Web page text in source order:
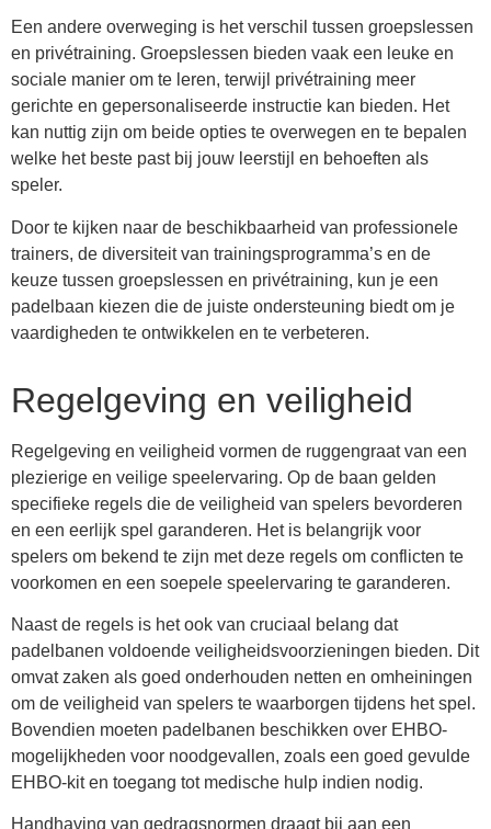
Een andere overweging is het verschil tussen groepslessen
en privétraining. Groepslessen bieden vaak een leuke en
sociale manier om te leren, terwijl privétraining meer
gerichte en gepersonaliseerde instructie kan bieden. Het
kan nuttig zijn om beide opties te overwegen en te bepalen
welke het beste past bij jouw leerstijl en behoeften als
speler.
Door te kijken naar de beschikbaarheid van professionele
trainers, de diversiteit van trainingsprogramma’s en de
keuze tussen groepslessen en privétraining, kun je een
padelbaan kiezen die de juiste ondersteuning biedt om je
vaardigheden te ontwikkelen en te verbeteren.
Regelgeving en veiligheid
Regelgeving en veiligheid vormen de ruggengraat van een
plezierige en veilige speelervaring. Op de baan gelden
specifieke regels die de veiligheid van spelers bevorderen
en een eerlijk spel garanderen. Het is belangrijk voor
spelers om bekend te zijn met deze regels om conflicten te
voorkomen en een soepele speelervaring te garanderen.
Naast de regels is het ook van cruciaal belang dat
padelbanen voldoende veiligheidsvoorzieningen bieden. Dit
omvat zaken als goed onderhouden netten en omheiningen
om de veiligheid van spelers te waarborgen tijdens het spel.
Bovendien moeten padelbanen beschikken over EHBO-
mogelijkheden voor noodgevallen, zoals een goed gevulde
EHBO-kit en toegang tot medische hulp indien nodig.
Handhaving van gedragsnormen draagt bij aan een